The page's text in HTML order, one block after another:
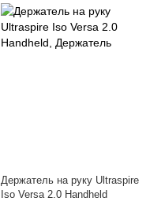
Держатель на руку Ultraspire
Iso Versa 2.0 Handheld